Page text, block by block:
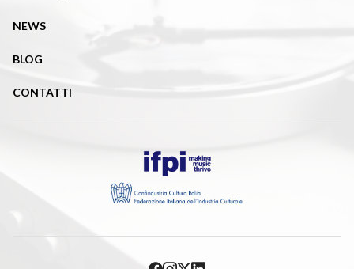
NEWS
BLOG
CONTATTI